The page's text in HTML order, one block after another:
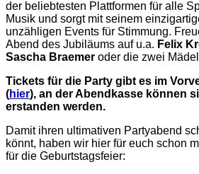
der beliebtesten Plattformen für alle
Musik und sorgt mit seinem
unzähligen Events für Stimmung.
Abend des Jubiläums auf u.a. Felix
Sascha Braemer oder die zwei
Tickets für die Party gibt es im
(hier), an der Abendkasse können
erstanden werden.
Damit ihren ultimativen Partyabend
könnt, haben wir hier für euch schon
für die Geburtstagsfeier: